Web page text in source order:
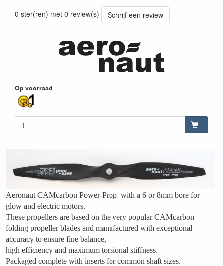
0 ster(ren) met 0 review(s)
Schrijf een review
Op voorraad
Aeronaut CAMcarbon Power-Prop with a 6 or 8mm bore for
glow and electric motors.
These propellers are based on the very popular CAMcarbon
folding propeller blades and manufactured with exceptional
accuracy to ensure fine balance,
high efficiency and maximum torsional stiffness.
Packaged complete with inserts for common shaft sizes.